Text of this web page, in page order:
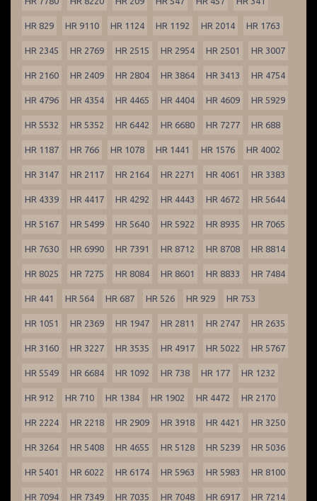
HR 829 HR 9110 HR 1124 HR 1192 HR 2014 HR 1763
HR 2345 HR 2769 HR 2515 HR 2954 HR 2501 HR 3007
HR 2160 HR 2409 HR 2804 HR 3864 HR 3413 HR 4754
HR 4796 HR 4354 HR 4465 HR 4404 HR 4609 HR 5929
HR 5532 HR 5352 HR 6442 HR 6680 HR 7277 HR 688
HR 1187 HR 766 HR 1078 HR 1441 HR 1576 HR 4002
HR 3147 HR 2117 HR 2164 HR 2271 HR 4061 HR 3383
HR 4339 HR 4417 HR 4292 HR 4443 HR 4672 HR 5644
HR 5167 HR 5499 HR 5640 HR 5922 HR 8935 HR 7065
HR 7630 HR 6990 HR 7391 HR 8712 HR 8708 HR 8814
HR 8025 HR 7275 HR 8084 HR 8601 HR 8833 HR 7484
HR 441 HR 564 HR 687 HR 526 HR 929 HR 753
HR 1051 HR 2369 HR 1947 HR 2811 HR 2747 HR 2635
HR 3160 HR 3227 HR 3535 HR 4917 HR 5022 HR 5767
HR 5549 HR 6684 HR 1092 HR 738 HR 177 HR 1232
HR 912 HR 710 HR 1384 HR 1902 HR 4472 HR 2170
HR 2224 HR 2218 HR 2909 HR 3918 HR 4421 HR 3250
HR 3264 HR 5408 HR 4655 HR 5128 HR 5239 HR 5036
HR 5401 HR 6022 HR 6174 HR 5963 HR 5983 HR 8100
HR 7094 HR 7349 HR 7035 HR 7048 HR 6917 HR 7214